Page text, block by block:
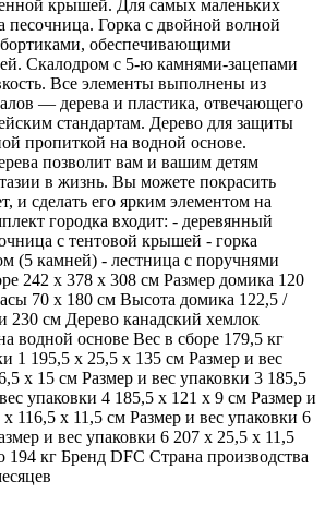
крышей. Для самых маленьких
песочница. Горка с двойной волной
обеспечивающими
Скалодром с 5-ю камнями-зацепами
Все элементы выполнены из
— дерева и пластика, отвечающего
стандартам. Дерево для защиты
пропиткой на водной основе.
позволит вам и вашим детям
в жизнь. Вы можете покрасить
и сделать его ярким элементом на
городка входит: - деревянный
с тентовой крышей - горка
(5 камней) - лестница с поручнями
242 х 378 х 308 см Размер домика 120
70 х 180 см Высота домика 122,5 /
230 см Дерево канадский хемлок
водной основе Вес в сборе 179,5 кг
1 195,5 х 25,5 х 135 см Размер и вес
х 15 см Размер и вес упаковки 3 185,5
упаковки 4 185,5 х 121 х 9 см Размер и
116,5 х 11,5 см Размер и вес упаковки 6
и вес упаковки 6 207 х 25,5 х 11,5
кг Бренд DFC Страна производства